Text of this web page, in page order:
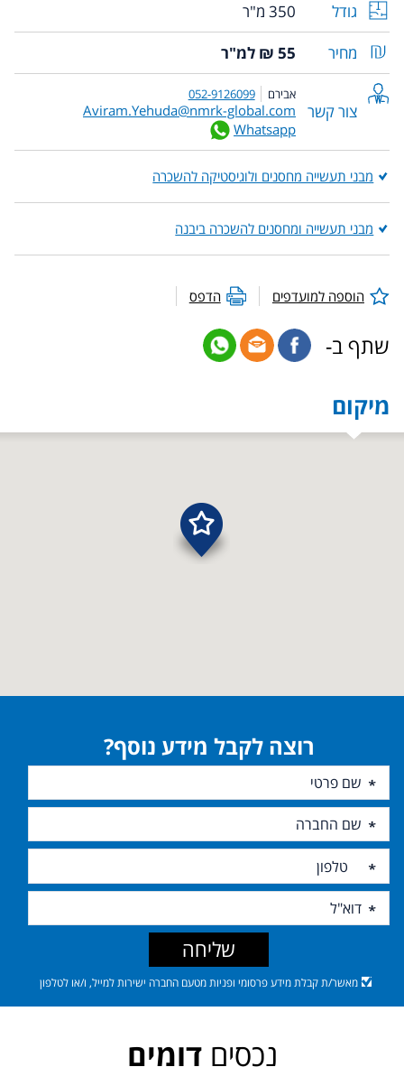
גודל
350 מ"ר
מחיר
55 ₪ למ"ר
צור קשר
אבירם 052-9126099
Aviram.Yehuda@nmrk-global.com
Whatsapp
מבני תעשייה מחסנים ולוגיסטיקה להשכרה
מבני תעשייה ומחסנים להשכרה ביבנה
הוספה למועדפים הדפס
שתף ב-
מיקום
רוצה לקבל מידע נוסף?
מאשר/ת קבלת מידע פרסומי ופניות מטעם החברה ישירות למייל, ו/או לטלפון
שליחה
נכסיםדומים